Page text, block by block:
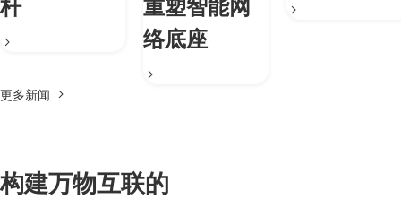
杆
重塑智能网
络底座
更多新闻
构建万物互联的